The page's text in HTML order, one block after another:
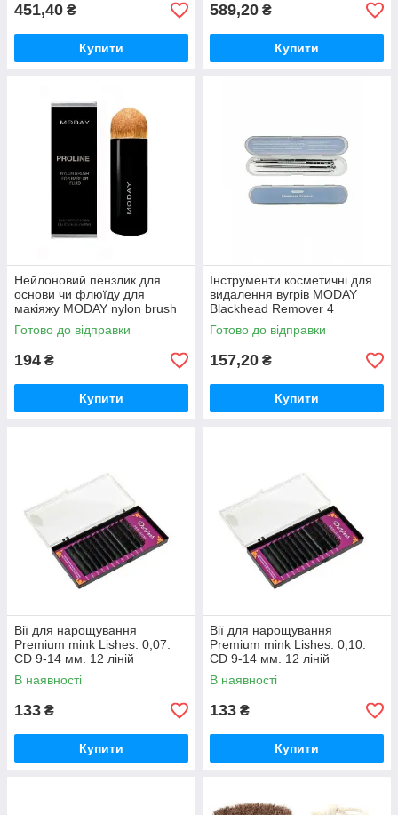
451,40 ₴
Купити
589,20 ₴
Купити
Нейлоновий пензлик для
основи чи флюїду для
макіяжу MODAY nylon brush
Готово до відправки
194 ₴
Купити
Інструменти косметичні для
видалення вугрів MODAY
Blackhead Remover 4
пристрої / 8 насадок
Готово до відправки
157,20 ₴
Купити
Вії для нарощування
Premium mink Lishes. 0,07.
CD 9-14 мм. 12 ліній
В наявності
133 ₴
Купити
Вії для нарощування
Premium mink Lishes. 0,10.
CD 9-14 мм. 12 ліній
В наявності
133 ₴
Купити